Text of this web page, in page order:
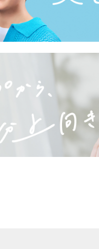
私たち
一人ひとりの、
ちふれは、